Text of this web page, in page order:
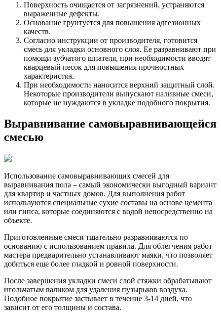
Поверхность очищается от загрязнений, устраняются
выраженные дефекты.
Основание грунтуется для повышения адгезионных
качеств.
Согласно инструкции от производителя, готовится
смесь для укладки основного слоя. Ее разравнивают при
помощи зубчатого шпателя, при необходимости вводят
кварцевый песок для повышения прочностных
характеристик.
При необходимости наносится верхний защитный слой.
Некоторые производители выпускают наливные смеси,
которые не нуждаются в укладке подобного покрытия.
Выравнивание самовыравнивающейся
смесью
Использование самовыравнивающих смесей для
выравнивания пола – самый экономически выгодный вариант
для квартир и частных домов. Для выполнения работ
используются специальные сухие составы на основе цемента
или гипса, которые соединяются с водой непосредственно на
объекте.
Приготовленные смеси тщательно разравниваются по
основанию с использованием правила. Для облегчения работ
мастера предварительно устанавливают маяки, что позволяет
добиться еще более гладкой и ровной поверхности.
После завершения укладки смеси слой стяжки обрабатывают
игольчатым валиком для удаления пузырьков воздуха.
Подобное покрытие застывает в течение 3-14 дней, что
зависит от его толщины и состава.